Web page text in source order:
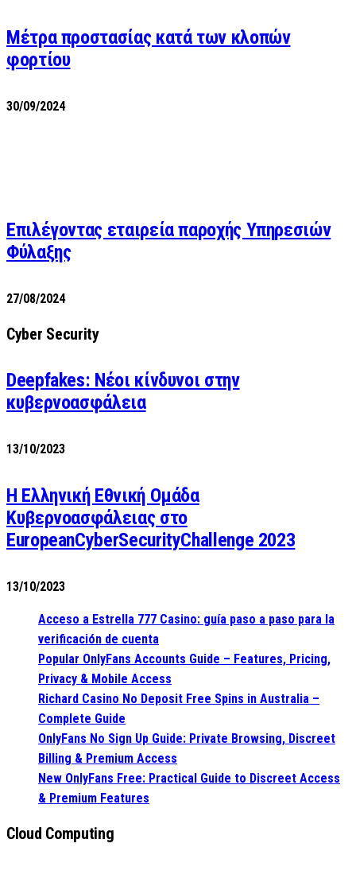
Μέτρα προστασίας κατά των κλοπών
φορτίου
30/09/2024
Επιλέγοντας εταιρεία παροχής Υπηρεσιών
Φύλαξης
27/08/2024
Cyber Security
Deepfakes: Νέοι κίνδυνοι στην
κυβερνοασφάλεια
13/10/2023
Η Ελληνική Εθνική Ομάδα
Κυβερνοασφάλειας στο
EuropeanCyberSecurityChallenge 2023
13/10/2023
Acceso a Estrella 777 Casino: guía paso a paso para la
verificación de cuenta
Popular OnlyFans Accounts Guide – Features, Pricing,
Privacy & Mobile Access
Richard Casino No Deposit Free Spins in Australia –
Complete Guide
OnlyFans No Sign Up Guide: Private Browsing, Discreet
Billing & Premium Access
New OnlyFans Free: Practical Guide to Discreet Access
& Premium Features
Cloud Computing